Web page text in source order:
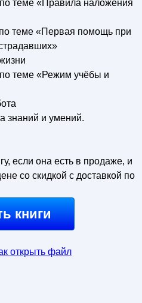
теме «Правила наложения
теме «Первая помощь при
теме «Режим учёбы и
знаний и умений.
если она есть в продаже, и
со скидкой с доставкой по
книги
открыть файл